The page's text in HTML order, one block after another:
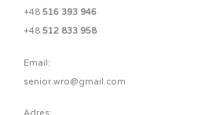
+48 516 393 946
+48 512 833 958
Email:
senior.wro@gmail.com